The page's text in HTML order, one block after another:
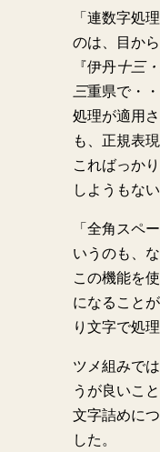
「連数字処
のは、目か
『伊丹十三
三重県で・
処理が適用
も、正規表
こればっか
しようもない
「全角スペ
いうのも、
この機能を
になること
り文字で処
ツメ組みで
うが良いこ
文字詰めに
した。